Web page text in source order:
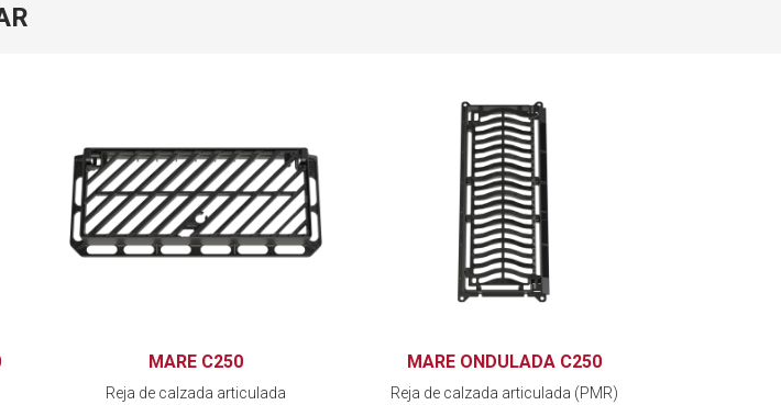
MARE C250
Reja de calzada articulada
MARE ONDULADA C250
Reja de calzada articulada (PMR)